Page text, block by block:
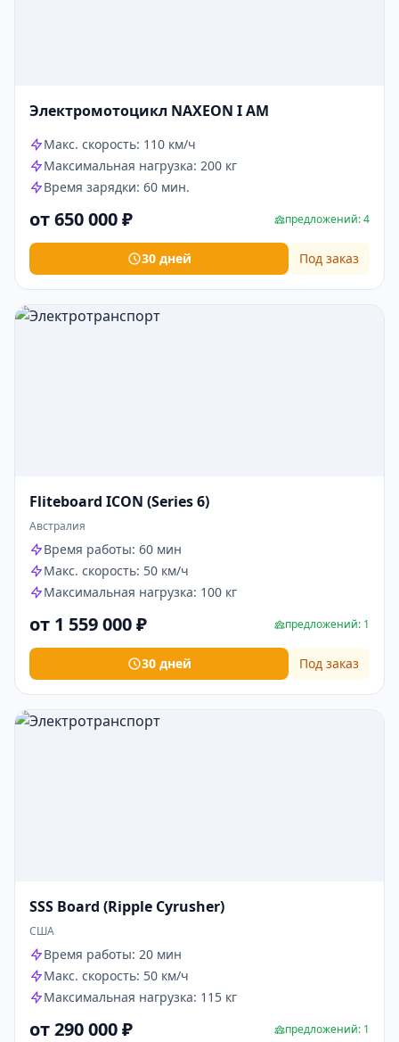
Электромотоцикл NAXEON I AМ
Макс. скорость: 110 км/ч
Максимальная нагрузка: 200 кг
Время зарядки: 60 мин.
от 650 000 ₽ предложений: 4
30 дней Под заказ
Fliteboard ICON (Series 6)
Австралия
Время работы: 60 мин
Макс. скорость: 50 км/ч
Максимальная нагрузка: 100 кг
от 1 559 000 ₽ предложений: 1
30 дней Под заказ
SSS Board (Ripple Cyrusher)
США
Время работы: 20 мин
Макс. скорость: 50 км/ч
Максимальная нагрузка: 115 кг
от 290 000 ₽ предложений: 1